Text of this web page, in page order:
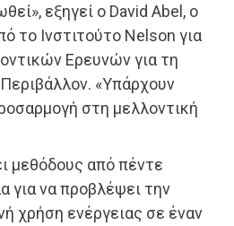
εξηγεί ο David Abel, ο
το Ινστιτούτο Nelson για
Ερευνών για τη
«Υπάρχουν
στη μελλοντική
μεθόδους από πέντε
για να προβλέψει την
χρήση ενέργειας σε έναν